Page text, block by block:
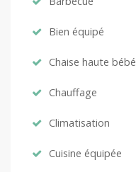
Bien équipé
Chaise haute bébé
Chauffage
Climatisation
Cuisine équipée